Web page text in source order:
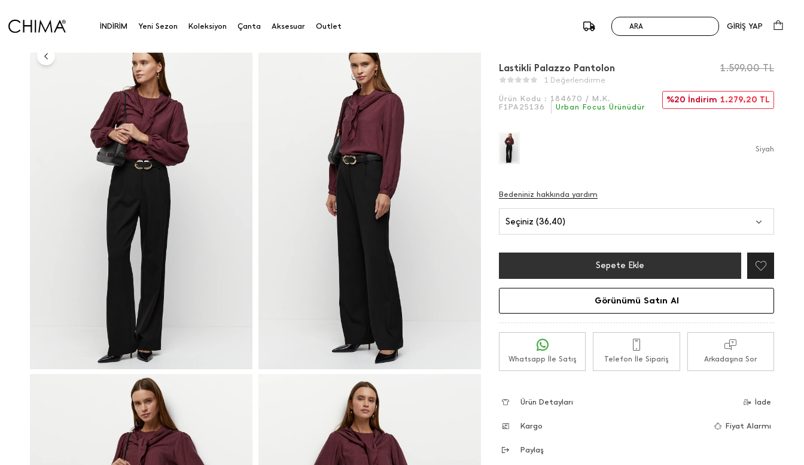
İNDİRİM Yeni Sezon Koleksiyon Çanta Aksesuar Outlet ARA GİRİŞ YAP
Anasayfa
Lastikli Palazzo Pantolon
1 Değerlendirme
Ürün Kodu : 184670 / M.K.
F1PA25136
Urban Focus Ürünüdür
1.599,00TL
%20 İndirim 1.279,20 TL
Si̇yah
Bedeniniz hakkında yardım
Seçiniz (36,40)
Sepete Ekle
Görünümü Satın Al
Whatsapp İle Satış Telefon İle Sipariş Arkadaşına Sor
Ürün Detayları İade
Kargo Fiyat Alarmı
Paylaş